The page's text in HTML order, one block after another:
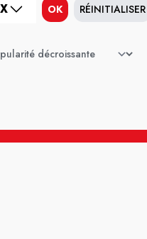
OK RÉINITIALISER